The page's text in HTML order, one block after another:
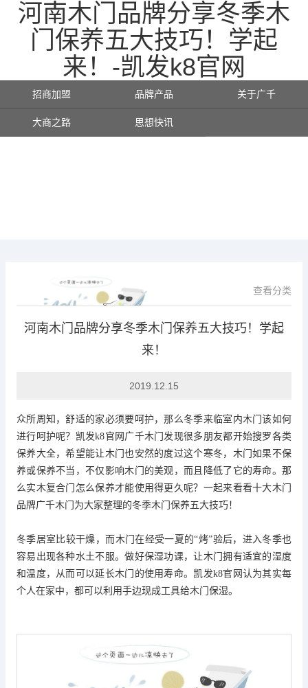
河南木门品牌分享冬季木
门保养五大技巧！学起
来！-凯发k8官网
招商加盟 品牌产品 关于广千
大商之路 思想快讯
查看分类
河南木门品牌分享冬季木门保养五大技巧！学起
来！
2019.12.15
众所周知，舒适的家必须要呵护，那么冬季来临室内木门该如何
进行呵护呢？ 凯发k8官网 广千木门发现很多朋友都开始搜罗各类
保养大全，希望能让木门也安然的度过这个寒冬，木门如果不保
养或保养不当，不仅影响木门的美观，而且降低了它的寿命。那
么实木复合门怎么保养才能使用得更久呢？一起来看看十大木门
品牌广千木门为大家整理的冬季木门保养五大技巧 ！
冬季居室比较干燥，而木门在经受一夏的“烤”验后，进入冬季也
容易出现各种水土不服。做好保湿功课，让木门拥有适宜的湿度
和温度，从而可以延长木门的使用寿命。 凯发k8官网 认为其实每
个人在家中，都可以利用手边现成工具给木门保湿。